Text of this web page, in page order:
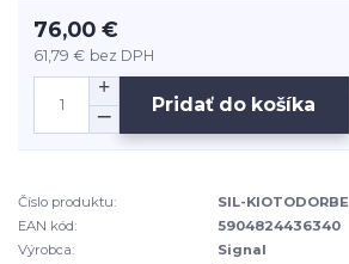
76,00 €
61,79 € bez DPH
Pridať do košíka
Číslo produktu:
SIL-KIOTODORBE
EAN kód:
5904824436340
Výrobca:
Signal